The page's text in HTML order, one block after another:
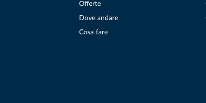
Offerte
Dove andare
Cosa fare